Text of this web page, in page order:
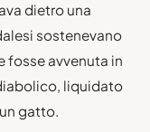
dietro una
sostenevano
fosse avvenuta in
liquidato
gatto.